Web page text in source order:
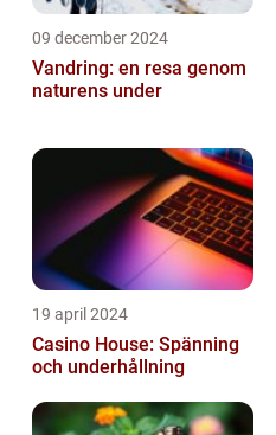
09 december 2024
Vandring: en resa genom
naturens under
19 april 2024
Casino House: Spänning
och underhållning